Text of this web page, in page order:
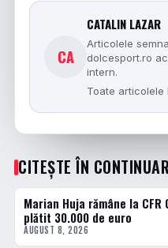
CA
CATALIN LAZAR
Articolele
dolcesport.ro
intern.
Toate
CITEȘTE ÎN
FOTBAL INTERN
Marian Huja rămâne la
plătit 30.000 de euro
AUGUST 8, 2026